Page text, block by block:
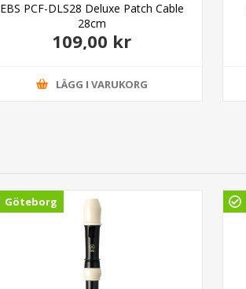
EBS PCF-DLS28 Deluxe Patch Cable
28cm
109,00 kr
LÄGG I VARUKORG
Göteborg